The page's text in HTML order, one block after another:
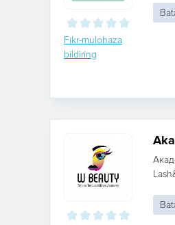
Fikr-mulohaza
bildiring